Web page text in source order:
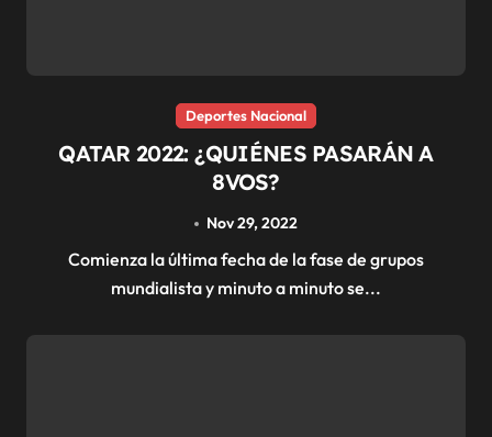
Deportes Nacional
QATAR 2022: ¿QUIÉNES PASARÁN A
8VOS?
Nov 29, 2022
Comienza la última fecha de la fase de grupos
mundialista y minuto a minuto se...